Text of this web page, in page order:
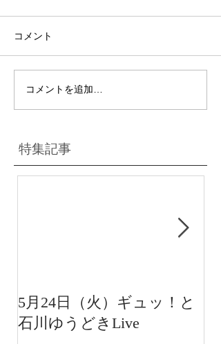
コメント
コメントを追加…
特集記事
5月24日（火）ギュッ！と
石川ゆうどきLive